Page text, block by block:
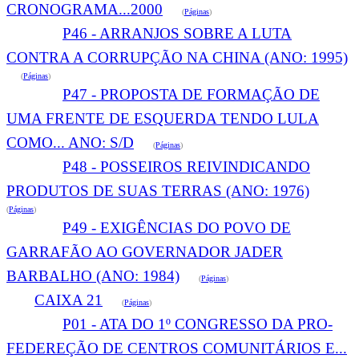
CRONOGRAMA...2000 (Páginas)
P46 - ARRANJOS SOBRE A LUTA
CONTRA A CORRUPÇÃO NA CHINA (ANO: 1995)
(Páginas)
P47 - PROPOSTA DE FORMAÇÃO DE
UMA FRENTE DE ESQUERDA TENDO LULA
COMO... ANO: S/D (Páginas)
P48 - POSSEIROS REIVINDICANDO
PRODUTOS DE SUAS TERRAS (ANO: 1976)
(Páginas)
P49 - EXIGÊNCIAS DO POVO DE
GARRAFÃO AO GOVERNADOR JADER
BARBALHO (ANO: 1984) (Páginas)
CAIXA 21 (Páginas)
P01 - ATA DO 1º CONGRESSO DA PRO-
FEDEREÇÃO DE CENTROS COMUNITÁRIOS E...